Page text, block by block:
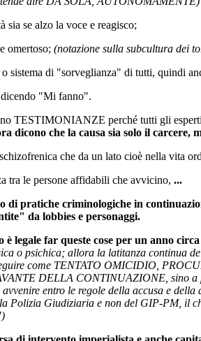
sia se alzo la voce e reagisco;
omertoso; (notazione sulla subcultura dei
sistema di "sorveglianza" di tutti, quindi
dicendo "Mi fanno".
TESTIMONIANZE perché tutti gli
dicono che la causa sia solo il carcere,
che da un lato cioè nella vita
tra le persone affidabili che avvicino, ...
di pratiche criminologiche in
da lobbies e personaggi.
è legale far queste cose per un anno
o psichica; allora la latitanza continua
come TENTATO OMICIDIO,
DELLA CONTINUAZIONE, sino a
entro le regole della accusa e
Polizia Giudiziaria e non del GIP-PM, il